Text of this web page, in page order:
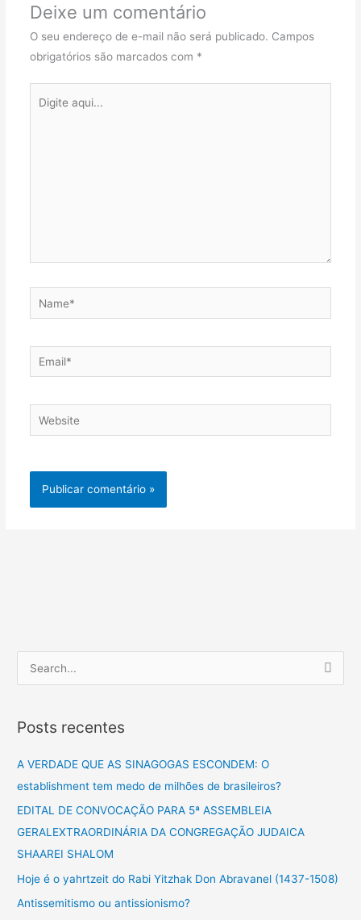
Deixe um comentário
O seu endereço de e-mail não será publicado. Campos
obrigatórios são marcados com *
aqui...
Name*
Email*
Website
q
u
r
Posts recentes
A VERDADE QUE AS SINAGOGAS ESCONDEM: O
establishment tem medo de milhões de brasileiros?
EDITAL DE CONVOCAÇÃO PARA 5ª ASSEMBLEIA
GERALEXTRAORDINÁRIA DA CONGREGAÇÃO JUDAICA
SHAAREI SHALOM
Hoje é o yahrtzeit do Rabi Yitzhak Don Abravanel (1437-1508)
Antissemitismo ou antissionismo?